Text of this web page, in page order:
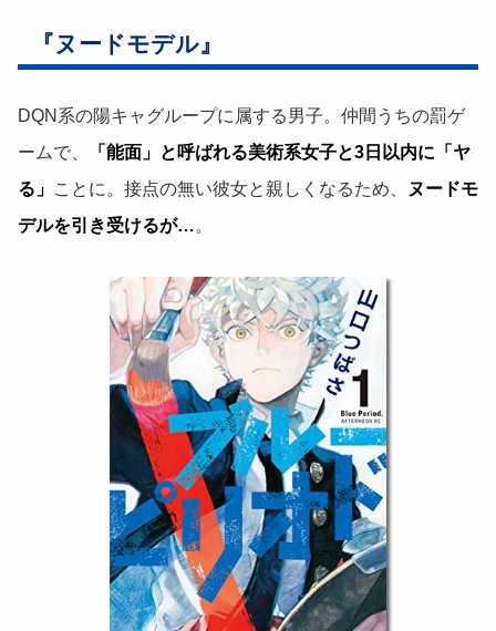
『ヌードモデル』
DQN系の陽キャグループに属する男子。仲間うちの罰ゲ
ームで、
「能面」と呼ばれる美術系女子と3日以内に「ヤ
る」 ことに。接点の無い彼女と親しくなるため、
ヌードモ
デルを引き受けるが…。